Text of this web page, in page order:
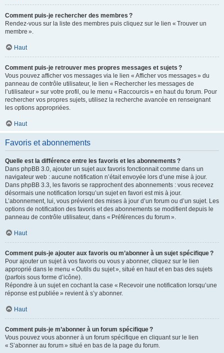
Comment puis-je rechercher des membres ?
Rendez-vous sur la liste des membres puis cliquez sur le lien « Trouver un
membre ».
Haut
Comment puis-je retrouver mes propres messages et sujets ?
Vous pouvez afficher vos messages via le lien « Afficher vos messages » du
panneau de contrôle utilisateur, le lien « Rechercher les messages de
l’utilisateur » sur votre profil, ou le menu « Raccourcis » en haut du forum. Pour
rechercher vos propres sujets, utilisez la recherche avancée en renseignant
les options appropriées.
Haut
Favoris et abonnements
Quelle est la différence entre les favoris et les abonnements ?
Dans phpBB 3.0, ajouter un sujet aux favoris fonctionnait comme dans un
navigateur web : aucune notification n’était envoyée lors d’une mise à jour.
Dans phpBB 3.3, les favoris se rapprochent des abonnements : vous recevez
désormais une notification lorsqu’un sujet en favori est mis à jour.
L’abonnement, lui, vous prévient des mises à jour d’un forum ou d’un sujet. Les
options de notification des favoris et des abonnements se modifient depuis le
panneau de contrôle utilisateur, dans « Préférences du forum ».
Haut
Comment puis-je ajouter aux favoris ou m’abonner à un sujet spécifique ?
Pour ajouter un sujet à vos favoris ou vous y abonner, cliquez sur le lien
approprié dans le menu « Outils du sujet », situé en haut et en bas des sujets
(parfois sous forme d’icône).
Répondre à un sujet en cochant la case « Recevoir une notification lorsqu’une
réponse est publiée » revient à s’y abonner.
Haut
Comment puis-je m’abonner à un forum spécifique ?
Vous pouvez vous abonner à un forum spécifique en cliquant sur le lien
« S’abonner au forum » situé en bas de la page du forum.